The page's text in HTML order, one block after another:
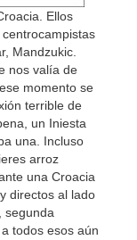
Ellos
Mandzukic.
nos valía de
momento se
terrible de
un Iniesta
una. Incluso
arroz
una Croacia
directos al lado
segunda
todos esos aún